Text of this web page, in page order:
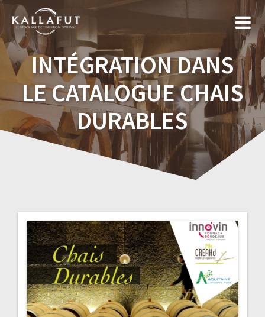
content
INTÉGRATION DANS
LE CATALOGUE CHAIS
DURABLES
Navigation
de
l’article